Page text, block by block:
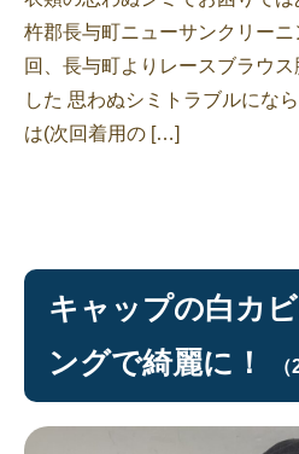
杵郡長与町ニューサンクリー
回、長与町よりレースブラウ
した 思わぬシミトラブルにな
は(次回着用の […]
キャップの白カ
ングで綺麗に！